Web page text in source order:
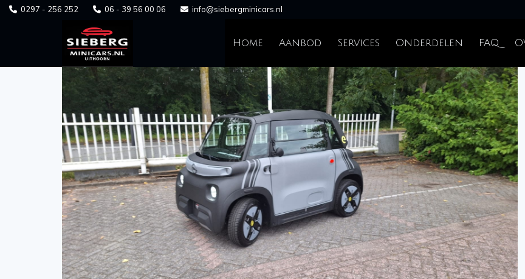
 0297 - 256 252  06 - 39 56 00 06  info@siebergminicars.nl
Home Aanbod Services Onderdelen FAQ